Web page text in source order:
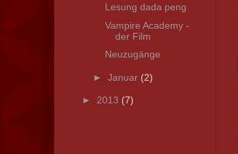
Lesung dada peng
Vampire Academy -
der Film
Neuzugänge
►Januar (2)
► 2013 (7)